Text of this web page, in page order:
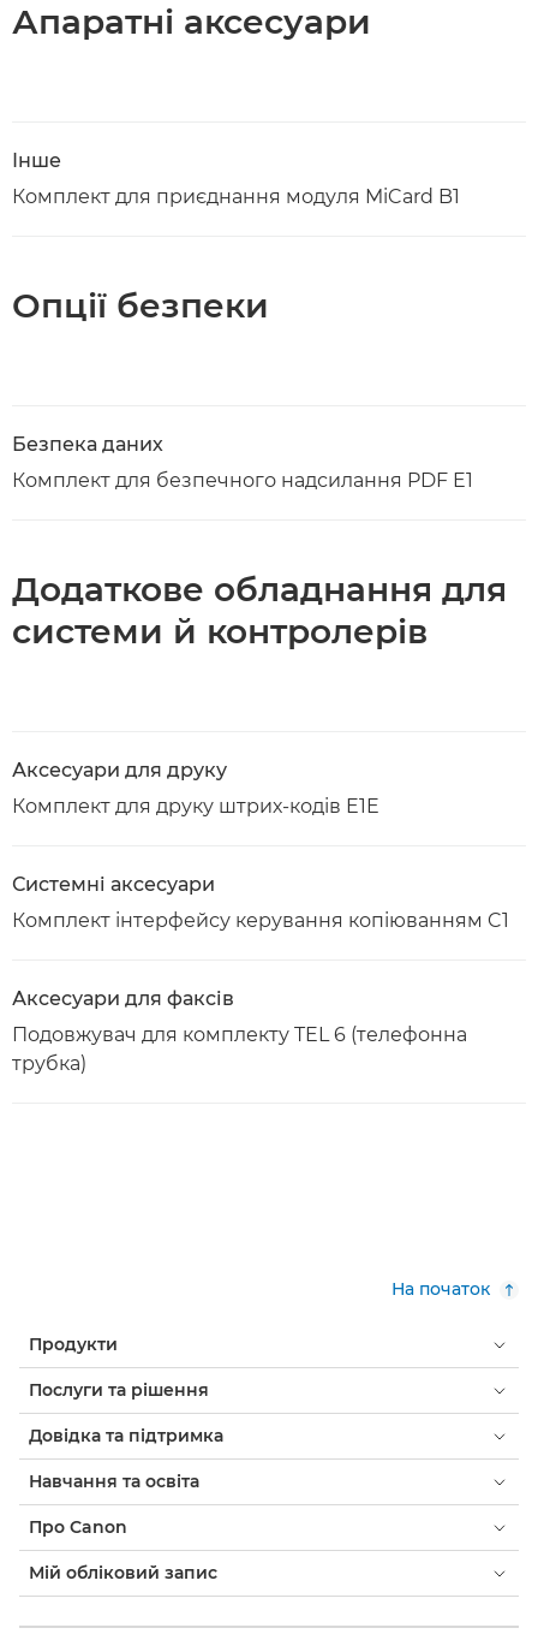
Апаратні аксесуари
Інше
Комплект для приєднання модуля MiCard B1
Опції безпеки
Безпека даних
Комплект для безпечного надсилання PDF E1
Додаткове обладнання для
системи й контролерів
Аксесуари для друку
Комплект для друку штрих-кодів E1E
Системні аксесуари
Комплект інтерфейсу керування копіюванням C1
Аксесуари для факсів
Подовжувач для комплекту TEL 6 (телефонна
трубка)
На початок
Продукти
Послуги та рішення
Довідка та підтримка
Навчання та освіта
Про Canon
Мій обліковий запис